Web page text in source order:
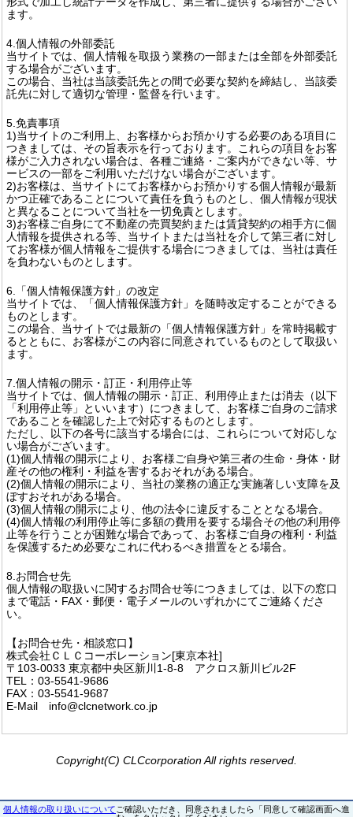
ます。
4.個人情報の外部委託
当サイトでは、個人情報を取扱う業務の一部または全部を外部委託
する場合がございます。
この場合、当社は当該委託先との間で必要な契約を締結し、当該委
託先に対して適切な管理・監督を行います。
5.免責事項
1)当サイトのご利用上、お客様からお預かりする必要のある項目に
つきましては、その旨表示を行っております。これらの項目をお客
様がご入力されない場合は、各種ご連絡・ご案内ができない等、サ
ービスの一部をご利用いただけない場合がございます。
2)お客様は、当サイトにてお客様からお預かりする個人情報が最新
かつ正確であることについて責任を負うものとし、個人情報が現状
と異なることについて当社を一切免責とします。
3)お客様ご自身にて不動産の売買契約または賃貸契約の相手方に個
人情報を提供される等、当サイトまたは当社を介して第三者に対し
てお客様が個人情報をご提供する場合につきましては、当社は責任
を負わないものとします。
6.「個人情報保護方針」の改定
当サイトでは、「個人情報保護方針」を随時改定することができる
ものとします。
この場合、当サイトでは最新の「個人情報保護方針」を常時掲載す
るとともに、お客様がこの内容に同意されているものとして取扱い
ます。
7.個人情報の開示・訂正・利用停止等
当サイトでは、個人情報の開示・訂正、利用停止または消去（以下
「利用停止等」といいます）につきまして、お客様ご自身のご請求
であることを確認した上で対応するものとします。
ただし、以下の各号に該当する場合には、これらについて対応しな
い場合がございます。
(1)個人情報の開示により、お客様ご自身や第三者の生命・身体・財
産その他の権利・利益を害するおそれがある場合。
(2)個人情報の開示により、当社の業務の適正な実施著しい支障を及
ぼすおそれがある場合。
(3)個人情報の開示により、他の法令に違反することとなる場合。
(4)個人情報の利用停止等に多額の費用を要する場合その他の利用停
止等を行うことが困難な場合であって、お客様ご自身の権利・利益
を保護するため必要なこれに代わるべき措置をとる場合。
8.お問合せ先
個人情報の取扱いに関するお問合せ等につきましては、以下の窓口
まで電話・FAX・郵便・電子メールのいずれかにてご連絡くださ
い。
【お問合せ先・相談窓口】
株式会社ＣＬＣコーポレーション[東京本社]
〒103-0033 東京都中央区新川1-8-8 アクロス新川ビル2F
TEL：03-5541-9686
FAX：03-5541-9687
E-Mail info@clcnetwork.co.jp
Copyright(C) CLCcorporation All rights reserved.
個人情報の取り扱いについて ご確認いただき、同意されましたら「同意して確認画面へ進